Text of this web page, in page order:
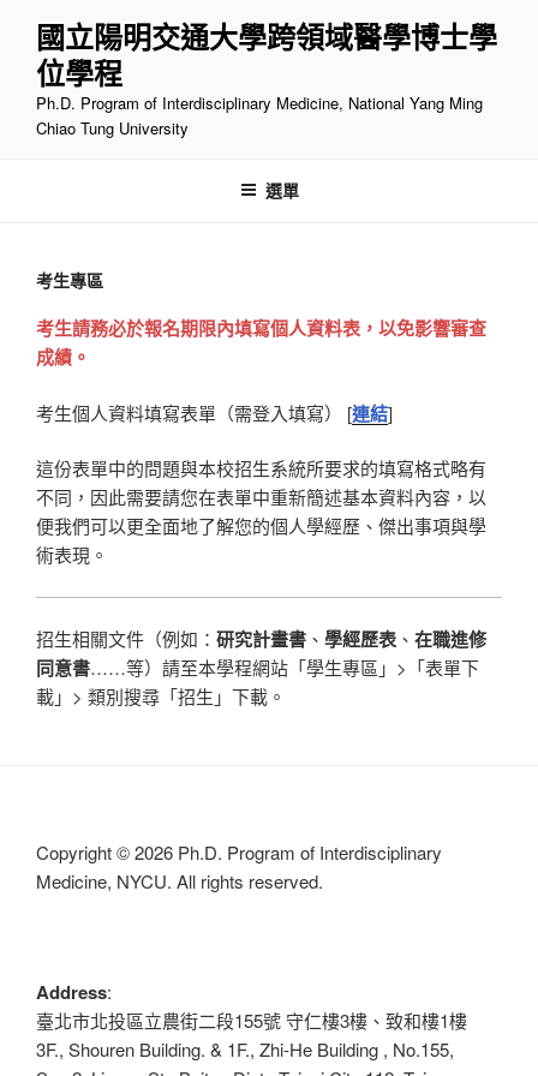
國立陽明交通大學跨領域醫學博士學
位學程
Ph.D. Program of Interdisciplinary Medicine, National Yang Ming
Chiao Tung University
選單
考生專區
考生請務必於報名期限內填寫個人資料表，以免影響審查
成績。
考生個人資料填寫表單（需登入填寫） [連結]
這份表單中的問題與本校招生系統所要求的填寫格式略有
不同，因此需要請您在表單中重新簡述基本資料內容，以
便我們可以更全面地了解您的個人學經歷、傑出事項與學
術表現。
招生相關文件（例如： 研究計畫書 、 學經歷表 、 在職進修
同意書……等）請至本學程網站「學生專區」>「表單下
載」> 類別搜尋「招生」下載。
Copyright © 2026 Ph.D. Program of Interdisciplinary
Medicine, NYCU. All rights reserved.
Address:
臺北市北投區立農街二段155號 守仁樓3樓、致和樓1樓
3F., Shouren Building. & 1F., Zhi-He Building , No.155,